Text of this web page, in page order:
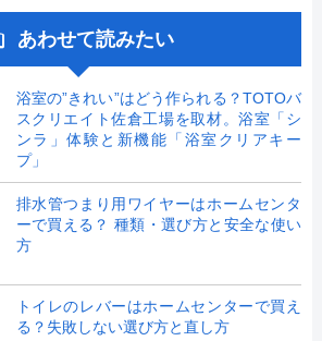
あわせて読みたい
浴室の”きれい”はどう作られる？TOTOバ
スクリエイト佐倉工場を取材。浴室「シ
ンラ」体験と新機能「浴室クリアキー
プ」
排水管つまり用ワイヤーはホームセンタ
ーで買える？ 種類・選び方と安全な使い
方
トイレのレバーはホームセンターで買え
る？失敗しない選び方と直し方